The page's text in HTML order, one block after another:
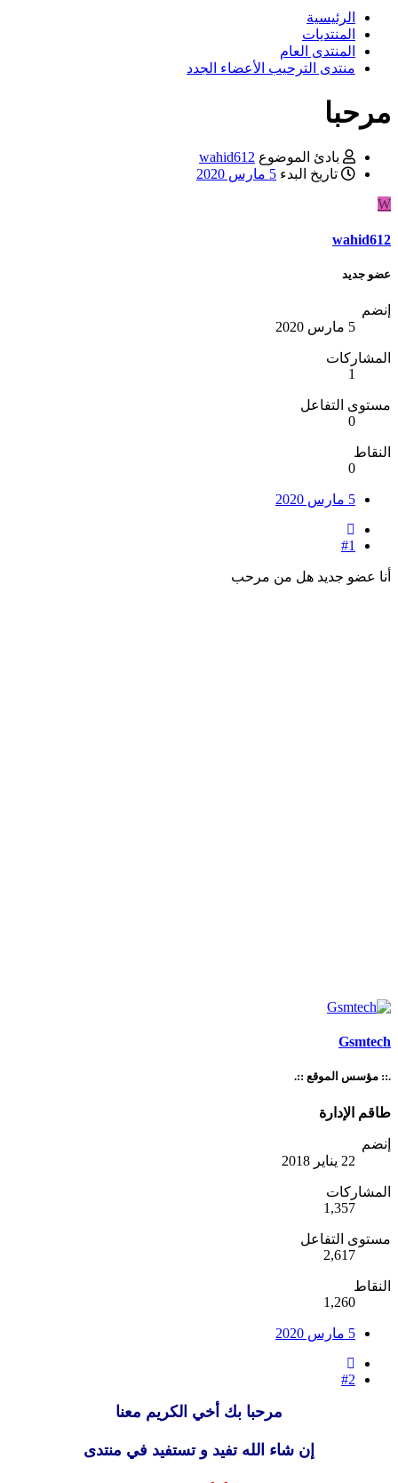
الرئيسية
المنتديات
المنتدى العام
منتدى الترحيب الأعضاء الجدد
مرحبا
بادئ الموضوع wahid612
تاريخ البدء 5 مارس 2020
W
wahid612
عضو جديد
إنضم
5 مارس 2020
المشاركات
1
مستوى التفاعل
0
النقاط
0
5 مارس 2020
#1
أنا عضو جديد هل من مرحب
Gsmtech
.:: مؤسس الموقع ::.
طاقم الإدارة
إنضم
22 يناير 2018
المشاركات
1,357
مستوى التفاعل
2,617
النقاط
1,260
5 مارس 2020
#2
مرحبا بك أخي الكريم معنا
إن شاء الله تفيد و تستفيد في منتدى